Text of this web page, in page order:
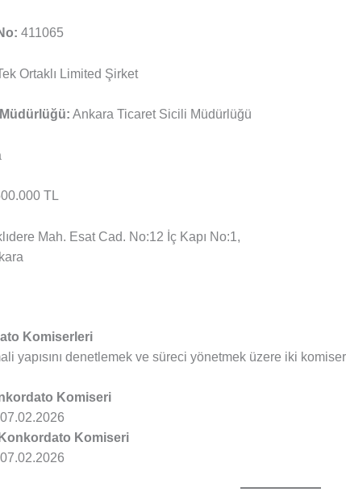
411065
Ortaklı Limited Şirket
Ankara Ticaret Sicili Müdürlüğü
TL
Mah. Esat Cad. No:12 İç Kapı No:1,
Komiserleri
yapısını denetlemek ve süreci yönetmek üzere iki
Komiseri
Komiseri